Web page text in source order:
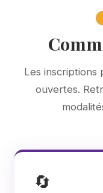
Les inscriptions
ouvertes.
🔄